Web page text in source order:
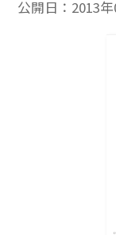
公開日： 2013